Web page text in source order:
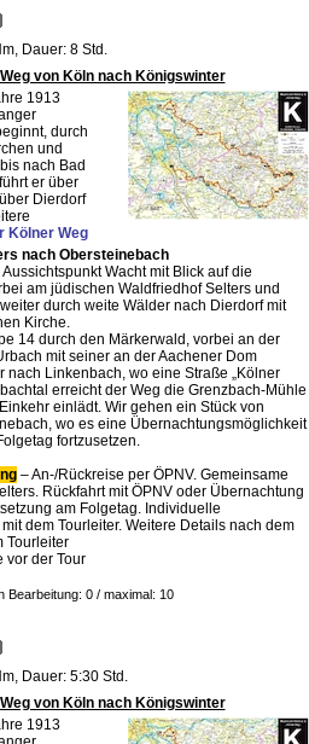
Dauer: 8 Std.
von Köln nach Königswinter
1913
durch
und
nach Bad
er über
Dierdorf
Kölner Weg
nach Obersteinebach
Wacht mit Blick auf die
am jüdischen Waldfriedhof Selters und
durch weite Wälder nach Dierdorf mit
Kirche.
14 durch den Märkerwald, vorbei an der
mit seiner an der Aachener Dom
Linkenbach, wo eine Straße „Kölner
erreicht der Weg die Grenzbach-Mühle
einlädt. Wir gehen ein Stück von
wo es eine Übernachtungsmöglichkeit
fortzusetzen.
– An-/Rückreise per ÖPNV. Gemeinsame
Rückfahrt mit ÖPNV oder Übernachtung
am Folgetag. Individuelle
dem Tourleiter. Weitere Details nach dem
Tourleiter
vor der Tour
Bearbeitung: 0 / maximal: 10
Dauer: 5:30 Std.
von Köln nach Königswinter
1913